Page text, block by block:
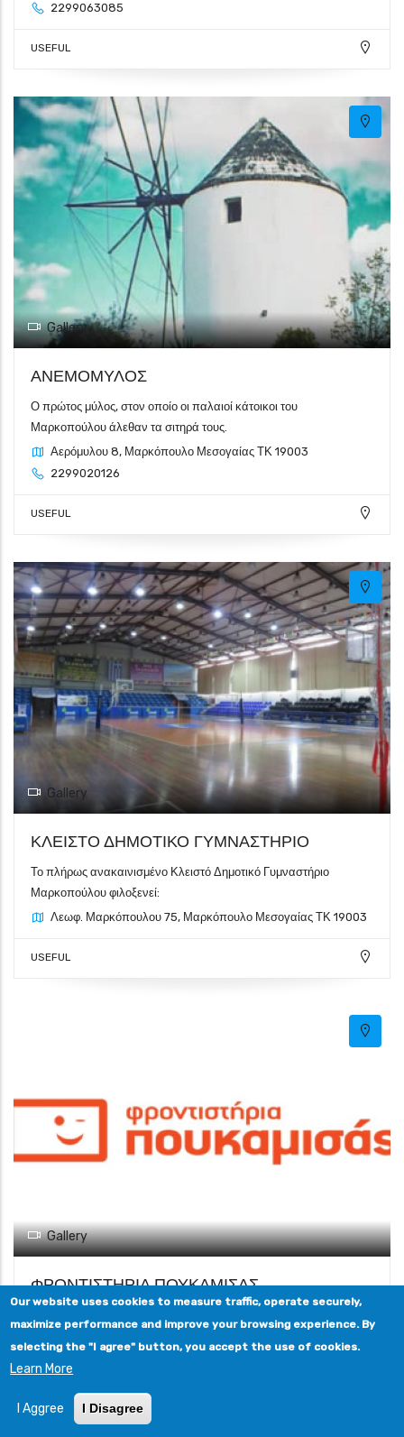
2299063085
USEFUL
Gallery
ΑΝΕΜΟΜΥΛΟΣ
Ο πρώτος μύλος, στον οποίο οι παλαιοί κάτοικοι του
Μαρκοπούλου άλεθαν τα σιτηρά τους.
Αερόμυλου 8, Μαρκόπουλο Μεσογαίας ΤΚ 19003
2299020126
USEFUL
Gallery
ΚΛΕΙΣΤΟ ΔΗΜΟΤΙΚΟ ΓΥΜΝΑΣΤΗΡΙΟ
Το πλήρως ανακαινισμένο Κλειστό Δημοτικό Γυμναστήριο
Μαρκοπούλου φιλοξενεί:
Λεωφ. Μαρκόπουλου 75, Μαρκόπουλο Μεσογαίας ΤΚ 19003
USEFUL
Gallery
ΦΡΟΝΤΙΣΤΗΡΙΑ ΠΟΥΚΑΜΙΣΑΣ
Λεωφόρος Πορτο Ραφτη 1, Μαρκόπουλο Μεσογαίας ΤΚ 19003
(2ος Όροφος)
2299025053
Our website uses cookies to measure traffic, operate securely,
maximize performance and improve your browsing experience. By
selecting the "I agree" button, you accept the use of cookies.
Learn More
I Aggree I Disagree